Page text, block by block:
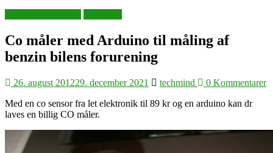
Co måler med Arduino til måling af
benzin bilens forurening
26. august 201229. december 2021 techmind
0 Kommentarer
Med en co sensor fra let elektronik til 89 kr og en arduino kan dr
laves en billig CO måler.